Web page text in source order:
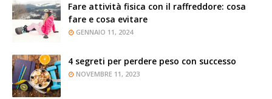
Fare attività fisica con il raffreddore: cosa
fare e cosa evitare
GENNAIO 11, 2024
4 segreti per perdere peso con successo
NOVEMBRE 11, 2023